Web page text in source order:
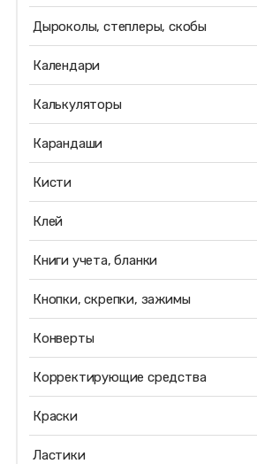
Дыроколы, степлеры, скобы
Календари
Калькуляторы
Карандаши
Кисти
Клей
Книги учета, бланки
Кнопки, скрепки, зажимы
Конверты
Корректирующие средства
Краски
Ластики